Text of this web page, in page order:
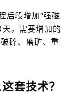
后段增加“强磁
。需要增加的
碎、磨矿、重
套技术？